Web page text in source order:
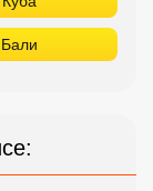
Бали